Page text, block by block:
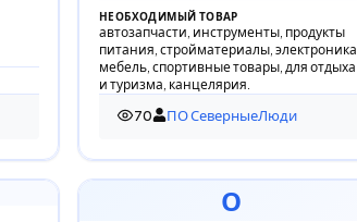
НЕОБХОДИМЫЙ ТОВАР
автозапчасти, инструменты, продукты
питания, стройматериалы, электроника,
мебель, спортивные товары, для отдыха
и туризма, канцелярия.
70
70 просмотров
ПО СеверныеЛюди
О